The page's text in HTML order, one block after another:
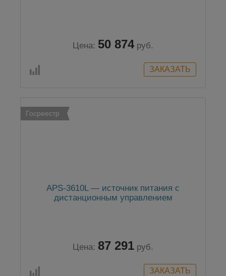
Цена: 50 874 руб.
Госреестр
APS-3610L — источник питания с
дистанционным управлением
Цена: 87 291 руб.